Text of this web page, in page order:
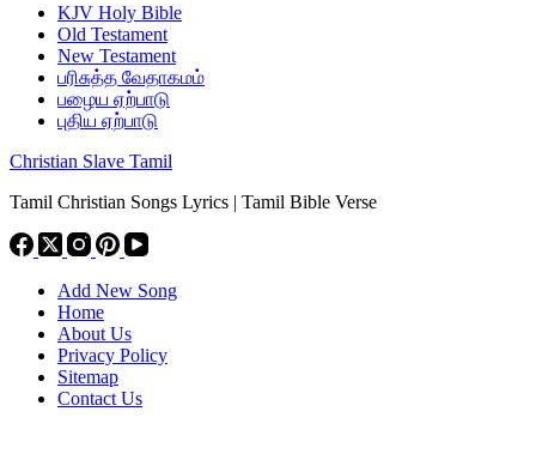
KJV Holy Bible
Old Testament
New Testament
பரிசுத்த வேதாகமம்
பழைய ஏற்பாடு
புதிய ஏற்பாடு
Christian Slave Tamil
Tamil Christian Songs Lyrics | Tamil Bible Verse
Add New Song
Home
About Us
Privacy Policy
Sitemap
Contact Us